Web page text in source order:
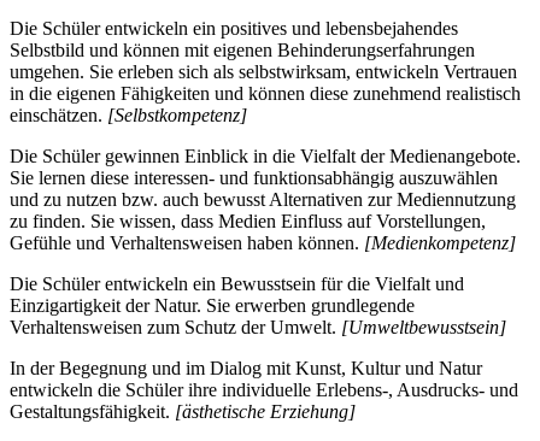
Die Schüler entwickeln ein positives und lebensbejahendes
Selbstbild und können mit eigenen Behinderungserfahrungen
umgehen. Sie erleben sich als selbstwirksam, entwickeln Vertrauen
in die eigenen Fähigkeiten und können diese zunehmend realistisch
einschätzen. [Selbstkompetenz]
Die Schüler gewinnen Einblick in die Vielfalt der Medienangebote.
Sie lernen diese interessen- und funktionsabhängig auszuwählen
und zu nutzen bzw. auch bewusst Alternativen zur Mediennutzung
zu finden. Sie wissen, dass Medien Einfluss auf Vorstellungen,
Gefühle und Verhaltensweisen haben können. [Medienkompetenz]
Die Schüler entwickeln ein Bewusstsein für die Vielfalt und
Einzigartigkeit der Natur. Sie erwerben grundlegende
Verhaltensweisen zum Schutz der Umwelt. [Umweltbewusstsein]
In der Begegnung und im Dialog mit Kunst, Kultur und Natur
entwickeln die Schüler ihre individuelle Erlebens-, Ausdrucks- und
Gestaltungsfähigkeit. [ästhetische Erziehung]